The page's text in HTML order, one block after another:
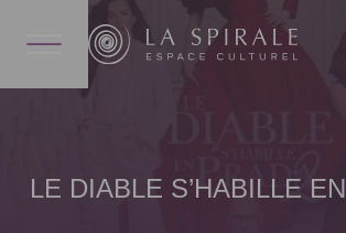
LE DIABLE S’HABILLE